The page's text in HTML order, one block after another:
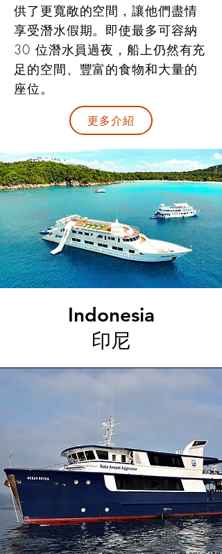
供了更寬敞的空間，讓他們盡情
享受潛水假期。即使最多可容納
30 位潛水員過夜，船上仍然有充
足的空間、豐富的食物和大量的
座位。
更多介紹
Indonesia
​印尼